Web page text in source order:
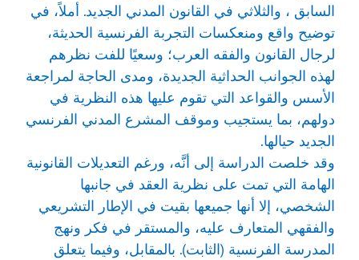
السابق ، والثلاثي في القانون المدني الجديد. أملاً، في
توضيح واقع ومنعكسات التجربة الفرنسية الحديثة،
لرجال القانون والفقه العرب؛ وسعيًا للفت نظرهم
لهذه الجوانب الحداثية الجديدة، ومدى الحاجة لمراجعة
الأسس والقواعد التي تقوم عليها هذه النظرية في
دولهم، بما يستجيب وموقف المشرع المدني الفرنسي
الجديد حيالها.
وقد خلصت الدراسة إلى أنَّه، ورغم التعديلات القانونية
الهامة التي تمت على نظرية العقد في جانبها
الشخصي، إلا أنها جميعها بقيت في الإطار التشريعي
والفقهي المتعارف عليه، والمستقر في فكر ونهج
المدرسة الفرنسية (الثابت). بالمقابل، وفيما يتعلق